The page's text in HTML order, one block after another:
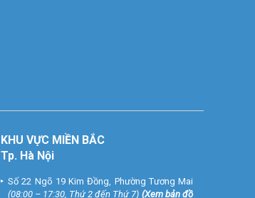
KHU VỰC MIỀN BẮC
Tp. Hà Nội
Số 22 Ngõ 19 Kim Đồng, Phường Tương Mai
(08:00 – 17:30, Thứ 2 đến Thứ 7) (Xem bản đồ